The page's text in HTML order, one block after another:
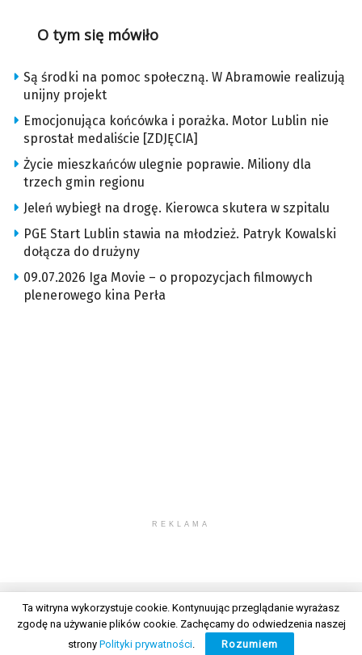
O tym się mówiło
Są środki na pomoc społeczną. W Abramowie realizują
unijny projekt
Emocjonująca końcówka i porażka. Motor Lublin nie
sprostał medaliście [ZDJĘCIA]
Życie mieszkańców ulegnie poprawie. Miliony dla
trzech gmin regionu
Jeleń wybiegł na drogę. Kierowca skutera w szpitalu
PGE Start Lublin stawia na młodzież. Patryk Kowalski
dołącza do drużyny
09.07.2026 Iga Movie – o propozycjach filmowych
plenerowego kina Perła
REKLAMA
© 2026 Wszelkie prawa zastrzeżone. Radio Lublin S.A. w likwidacji
Ta witryna wykorzystuje cookie. Kontynuując przeglądanie wyrażasz
zgodę na używanie plików cookie. Zachęcamy do odwiedzenia naszej
strony Polityki prywatności. Rozumiem